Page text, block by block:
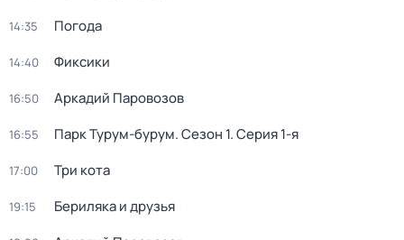
14:35 Погода
14:40 Фиксики
16:50 Аркадий Паровозов
16:55 Парк Турум-бурум. Сезон 1. Серия 1-я
17:00 Три кота
19:15 Бериляка и друзья